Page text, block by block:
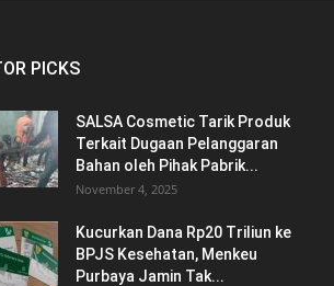
PICKS
SALSA Cosmetic Tarik Produk
Terkait Dugaan Pelanggaran
Bahan oleh Pihak Pabrik...
November 4, 2025
Kucurkan Dana Rp20 Triliun ke
BPJS Kesehatan, Menkeu
Purbaya Jamin Tak...